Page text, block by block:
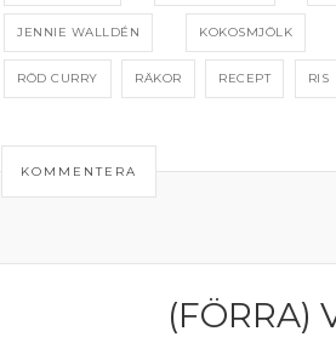
JENNIE WALLDÉN KOKOSMJÖLK
RÖD CURRY RÄKOR RECEPT RIS
KOMMENTERA
(FÖRRA)